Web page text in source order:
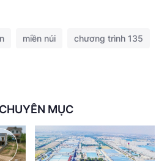
miền núi chương trình 135
MỤC